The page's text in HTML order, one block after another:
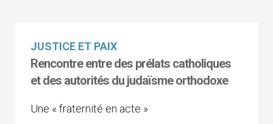
JUSTICE ET PAIX
Rencontre entre des prélats catholiques
et des autorités du judaïsme orthodoxe
Une « fraternité en acte »